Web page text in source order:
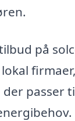
på
passer